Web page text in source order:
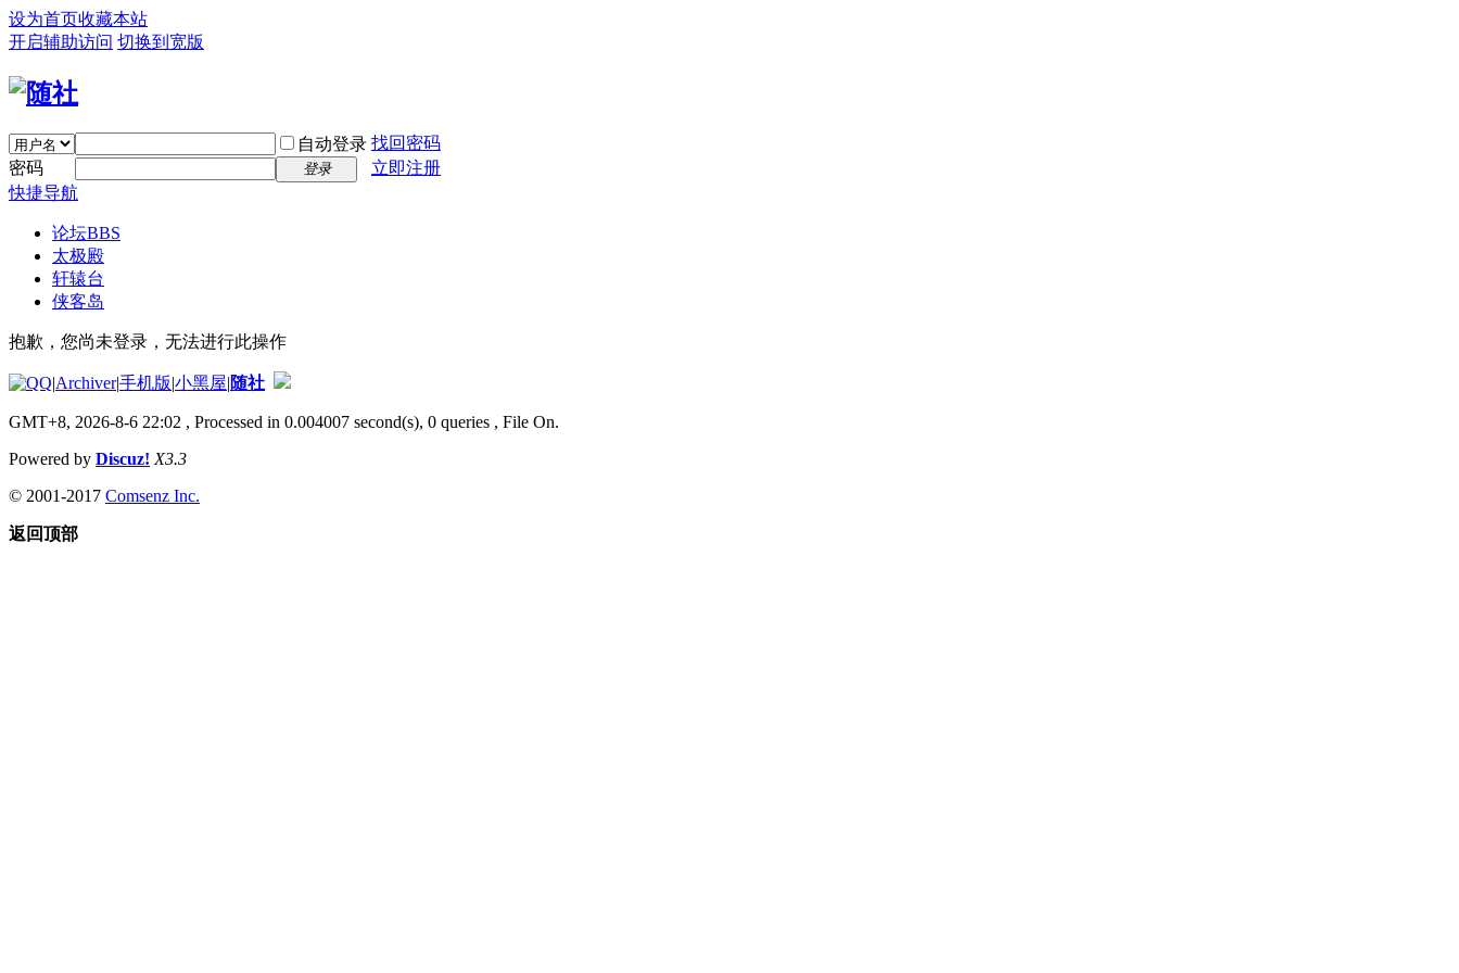
设为首页收藏本站
开启辅助访问 切换到宽版
自动登录 找回密码
密码
登录
立即注册
快捷导航
论坛BBS
太极殿
轩辕台
侠客岛
抱歉，您尚未登录，无法进行此操作
|Archiver|手机版|小黑屋|随社
GMT+8, 2026-8-6 22:02 , Processed in 0.004007 second(s), 0 queries , File On.
Powered by Discuz! X3.3
© 2001-2017 Comsenz Inc.
返回顶部